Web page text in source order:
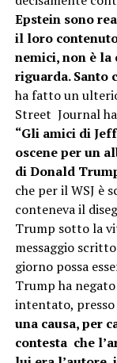
Epstein sono
il loro
nemici, non è la
riguarda. Santo
ha fatto un
Street Journal
“Gli amici di
oscene per un
di Donald
che per il WSJ è
conteneva il
Trump sotto la
messaggio
giorno possa
Trump ha
intentato,
una causa, per
contesta che